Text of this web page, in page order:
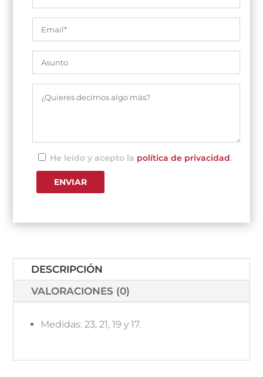
He leído y acepto la política de privacidad.
DESCRIPCIÓN
VALORACIONES (0)
Medidas: 23, 21, 19 y 17.